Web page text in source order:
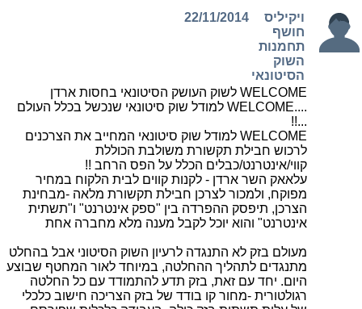
ויקיליס
חושף
תחמנות
השוק
הסיטונאי
22/11/2014
WELCOME לשוק העושק הסיטונאי בחסות ארדן
....WELCOME למודל שוק סיטונאי שנכשל בכלל העולם
...!!
WELCOME למודל שוק סיטונאי המחייב את הצרכנים
לרכוש חבילת תקשורת משולבת הכוללת
קווי/אינטרנט/כבלים הכלל על הפס הרחב !!
עלאאק השר ארדן - לקנות קווים לבית הלקוח במחיר
מפוקח, ולמכור לצרכן חבילת תקשורת מלאה -מבחינת
הצרכן, תיפסק ההפרדה בין "ספק אינטרנט" ו"תשתית
אינטרנט" והוא יוכל לקבל מענה מלא מחברה אחת
מעולם בזק לא התנגדה לרעיון השוק הסיטוני אבל בהחלט
מתנגדים לתהליך ההחלטה, במיוחד לאור המחטף שבוצע
היום. יחד עם זאת, בזק תדע להתמודד עם כל החלטה
רגולטורית -מחור קו בודד של בזק הצריכה חישוב כלכלי